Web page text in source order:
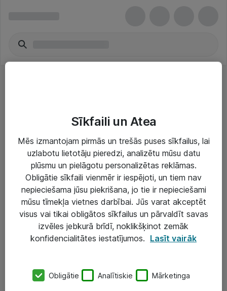
Risinājumi & Pakalpojumi
IT serviss un atbalsts
IT infrastruktūra
Darba vietu IT risinājumi
SIA „ATEA”
Sīkfaili un Atea
Mēs izmantojam pirmās un trešās puses sīkfailus, lai
uzlabotu lietotāju pieredzi, analizētu mūsu datu
plūsmu un pielāgotu personalizētas reklāmas.
Obligātie sīkfaili vienmēr ir iespējoti, un tiem nav
nepieciešama jūsu piekrišana, jo tie ir nepieciešami
mūsu tīmekļa vietnes darbībai. Jūs varat akceptēt
visus vai tikai obligātos sīkfailus un pārvaldīt savas
izvēles jebkurā brīdī, noklikšķinot zemāk
konfidencialitātes iestatījumos. Lasīt vairāk
Obligātie Analītiskie Mārketinga